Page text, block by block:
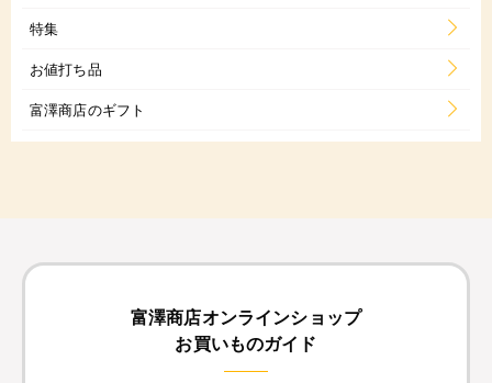
特集
お値打ち品
富澤商店のギフト
富澤商店オンラインショップ
お買いものガイド